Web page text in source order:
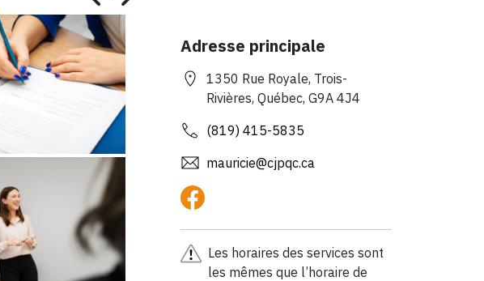
Adresse principale
1350 Rue Royale, Trois-
Rivières, Québec, G9A 4J4
(819) 415-5835
mauricie@cjpqc.ca
Les horaires des services sont
les mêmes que l’horaire de